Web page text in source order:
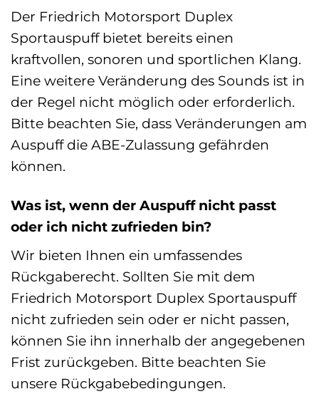
Der Friedrich Motorsport Duplex
Sportauspuff bietet bereits einen
kraftvollen, sonoren und sportlichen Klang.
Eine weitere Veränderung des Sounds ist in
der Regel nicht möglich oder erforderlich.
Bitte beachten Sie, dass Veränderungen am
Auspuff die ABE-Zulassung gefährden
können.
Was ist, wenn der Auspuff nicht passt
oder ich nicht zufrieden bin?
Wir bieten Ihnen ein umfassendes
Rückgaberecht. Sollten Sie mit dem
Friedrich Motorsport Duplex Sportauspuff
nicht zufrieden sein oder er nicht passen,
können Sie ihn innerhalb der angegebenen
Frist zurückgeben. Bitte beachten Sie
unsere Rückgabebedingungen.